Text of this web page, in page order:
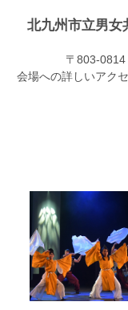
北九州市立男女
〒803-
会場への詳しいアク